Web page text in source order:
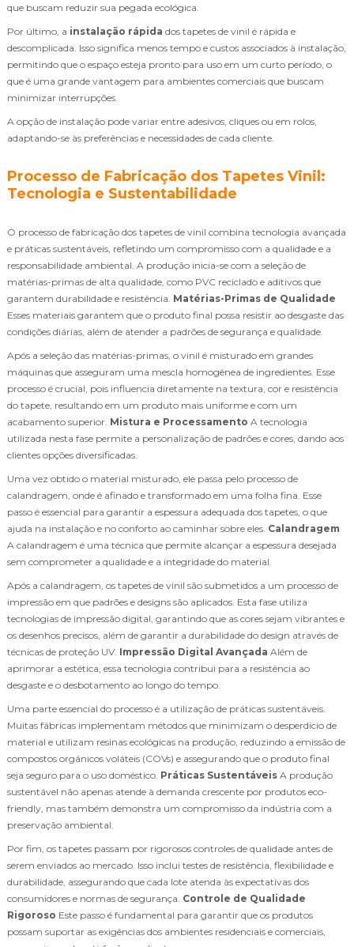
que buscam reduzir sua pegada ecológica.
Por último, a instalação rápida dos tapetes de vinil é rápida e
descomplicada. Isso significa menos tempo e custos associados à instalação,
permitindo que o espaço esteja pronto para uso em um curto período, o
que é uma grande vantagem para ambientes comerciais que buscam
minimizar interrupções.
A opção de instalação pode variar entre adesivos, cliques ou em rolos,
adaptando-se às preferências e necessidades de cada cliente.
Processo de Fabricação dos Tapetes Vinil:
Tecnologia e Sustentabilidade
O processo de fabricação dos tapetes de vinil combina tecnologia avançada
e práticas sustentáveis, refletindo um compromisso com a qualidade e a
responsabilidade ambiental. A produção inicia-se com a seleção de
matérias-primas de alta qualidade, como PVC reciclado e aditivos que
garantem durabilidade e resistência. Matérias-Primas de Qualidade
Esses materiais garantem que o produto final possa resistir ao desgaste das
condições diárias, além de atender a padrões de segurança e qualidade.
Após a seleção das matérias-primas, o vinil é misturado em grandes
máquinas que asseguram uma mescla homogênea de ingredientes. Esse
processo é crucial, pois influencia diretamente na textura, cor e resistência
do tapete, resultando em um produto mais uniforme e com um
acabamento superior. Mistura e Processamento A tecnologia
utilizada nesta fase permite a personalização de padrões e cores, dando aos
clientes opções diversificadas.
Uma vez obtido o material misturado, ele passa pelo processo de
calandragem, onde é afinado e transformado em uma folha fina. Esse
passo é essencial para garantir a espessura adequada dos tapetes, o que
ajuda na instalação e no conforto ao caminhar sobre eles. Calandragem
A calandragem é uma técnica que permite alcançar a espessura desejada
sem comprometer a qualidade e a integridade do material.
Após a calandragem, os tapetes de vinil são submetidos a um processo de
impressão em que padrões e designs são aplicados. Esta fase utiliza
tecnologias de impressão digital, garantindo que as cores sejam vibrantes e
os desenhos precisos, além de garantir a durabilidade do design através de
técnicas de proteção UV. Impressão Digital Avançada Além de
aprimorar a estética, essa tecnologia contribui para a resistência ao
desgaste e o desbotamento ao longo do tempo.
Uma parte essencial do processo é a utilização de práticas sustentáveis.
Muitas fábricas implementam métodos que minimizam o desperdício de
material e utilizam resinas ecológicas na produção, reduzindo a emissão de
compostos orgânicos voláteis (COVs) e assegurando que o produto final
seja seguro para o uso doméstico. Práticas Sustentáveis A produção
sustentável não apenas atende à demanda crescente por produtos eco-
friendly, mas também demonstra um compromisso da indústria com a
preservação ambiental.
Por fim, os tapetes passam por rigorosos controles de qualidade antes de
serem enviados ao mercado. Isso inclui testes de resistência, flexibilidade e
durabilidade, assegurando que cada lote atenda às expectativas dos
consumidores e normas de segurança. Controle de Qualidade
Rigoroso Este passo é fundamental para garantir que os produtos
possam suportar as exigências dos ambientes residenciais e comerciais,